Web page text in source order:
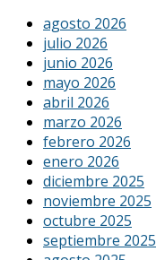
agosto 2026
julio 2026
junio 2026
mayo 2026
abril 2026
marzo 2026
febrero 2026
enero 2026
diciembre 2025
noviembre 2025
octubre 2025
septiembre 2025